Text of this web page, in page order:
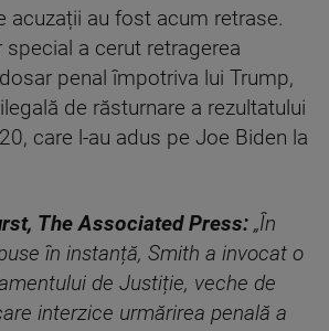
acuzații au fost acum retrase.
a cerut retragerea
penal împotriva lui Trump,
de răsturnare a rezultatului
care l-au adus pe Joe Biden la
The Associated Press: „În
în instanță, Smith a invocat o
de Justiție, veche de
interzice urmărirea penală a